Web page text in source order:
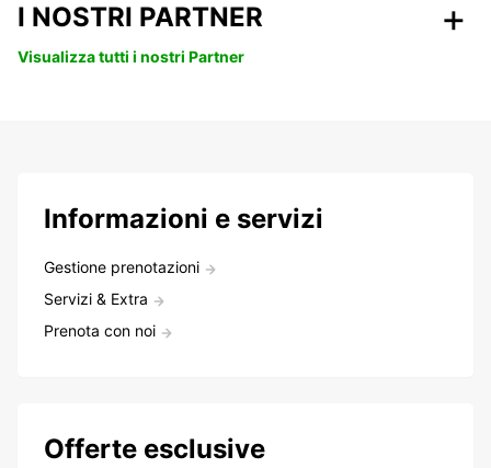
I NOSTRI PARTNER
Visualizza tutti i nostri Partner
Informazioni e servizi
Gestione prenotazioni
Servizi & Extra
Prenota con noi
Offerte esclusive